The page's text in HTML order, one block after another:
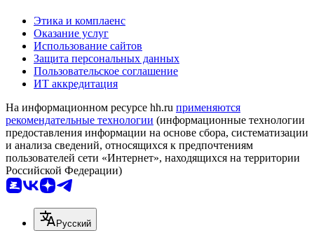
Этика и комплаенс
Оказание услуг
Использование сайтов
Защита персональных данных
Пользовательское соглашение
ИТ аккредитация
На информационном ресурсе hh.ru применяются
рекомендательные технологии (информационные технологии
предоставления информации на основе сбора, систематизации
и анализа сведений, относящихся к предпочтениям
пользователей сети «Интернет», находящихся на территории
Российской Федерации)
Русский